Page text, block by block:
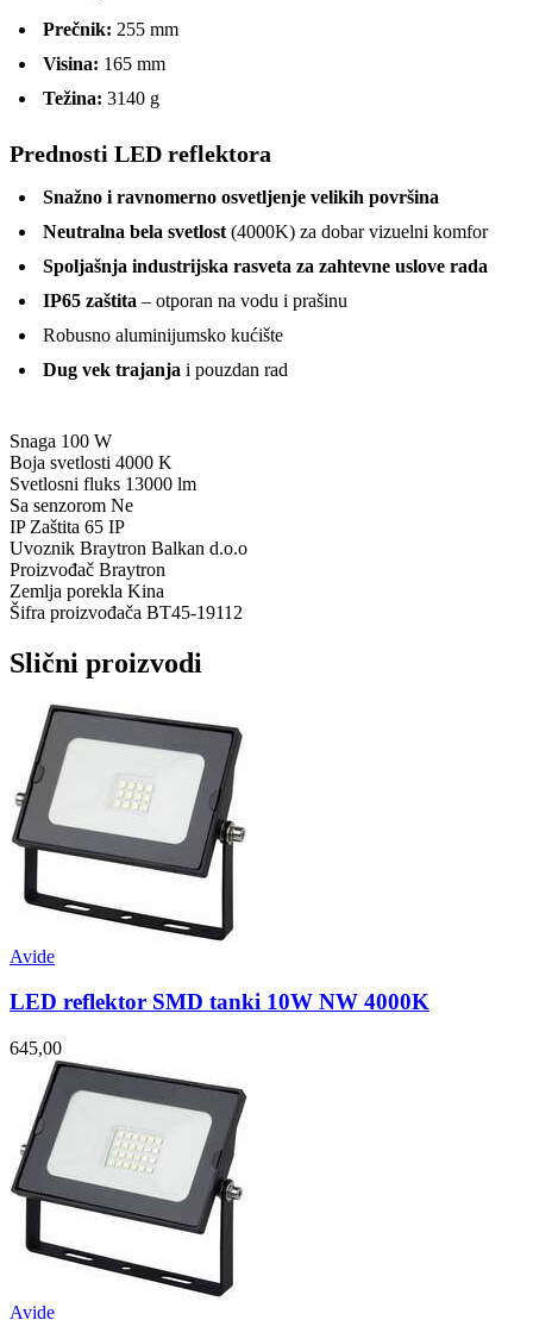
Prečnik: 255 mm
Visina: 165 mm
Težina: 3140 g
Prednosti LED reflektora
Snažno i ravnomerno osvetljenje velikih površina
Neutralna bela svetlost (4000K) za dobar vizuelni komfor
Spoljašnja industrijska rasveta za zahtevne uslove rada
IP65 zaštita – otporan na vodu i prašinu
Robusno aluminijumsko kućište
Dug vek trajanja i pouzdan rad
Snaga 100 W
Boja svetlosti 4000 K
Svetlosni fluks 13000 lm
Sa senzorom Ne
IP Zaštita 65 IP
Uvoznik Braytron Balkan d.o.o
Proizvođač Braytron
Zemlja porekla Kina
Šifra proizvođača BT45-19112
Slični proizvodi
Avide
LED reflektor SMD tanki 10W NW 4000K
645,00
Avide